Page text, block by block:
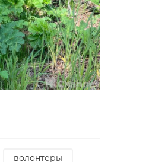
волонтеры